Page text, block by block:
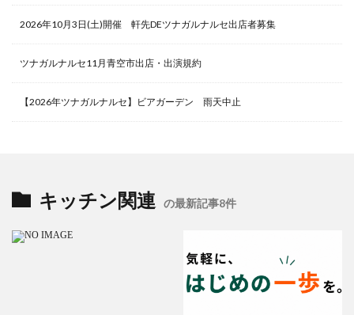
2026年10月3日(土)開催 軒先DEツナガルナルセ出店者募集
ツナガルナルセ11月青空市出店・出演規約
【2026年ツナガルナルセ】ビアガーデン 雨天中止
キッチン関連 の最新記事8件